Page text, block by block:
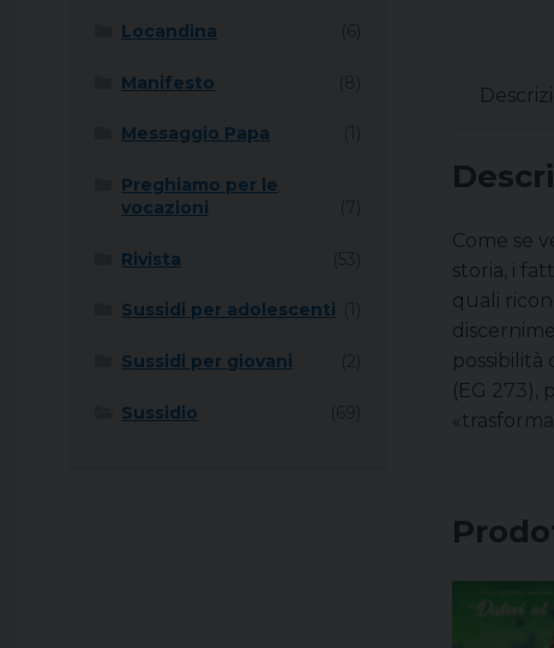
Come se
storia, i
quali
possibilità
(EG 273),
Locandina
Manifesto
Messaggio Papa
Preghiamo per le
vocazioni
Rivista
Sussidi per adolescenti
Sussidi per giovani
Sussidio